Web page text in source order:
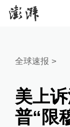
全球速报 >
美上
普“限